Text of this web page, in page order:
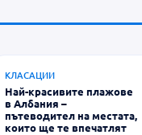
КЛАСАЦИИ
Най-красивите плажове
в Албания –
пътеводител на местата,
които ще те впечатлят